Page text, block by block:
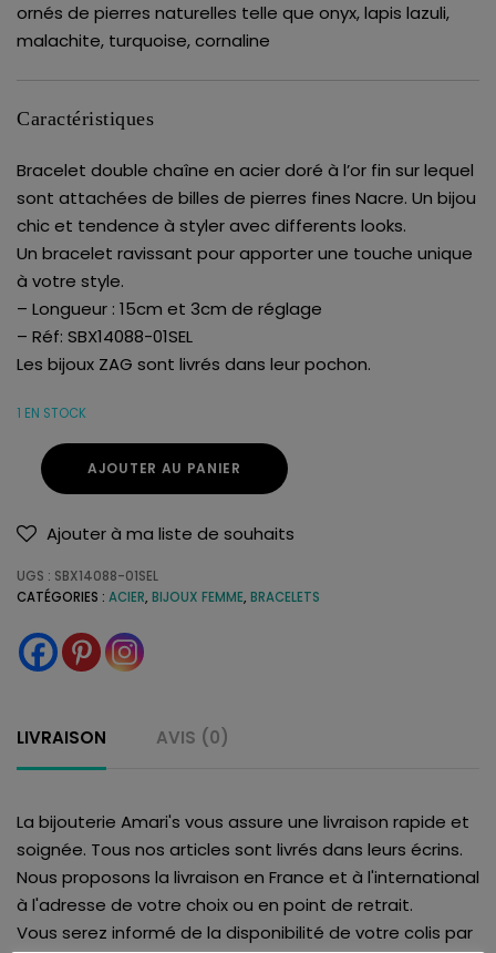
ornés de pierres naturelles telle que onyx, lapis lazuli,
malachite, turquoise, cornaline
Caractéristiques
Bracelet double chaîne en acier doré à l’or fin sur lequel
sont attachées de billes de pierres fines Nacre. Un bijou
chic et tendence à styler avec differents looks.
Un bracelet ravissant pour apporter une touche unique
à votre style.
– Longueur : 15cm et 3cm de réglage
– Réf: SBX14088-01SEL
Les bijoux ZAG sont livrés dans leur pochon.
1 EN STOCK
AJOUTER AU PANIER
Ajouter à ma liste de souhaits
UGS : SBX14088-01SEL
CATÉGORIES : ACIER, BIJOUX FEMME, BRACELETS
LIVRAISON AVIS (0)
La bijouterie Amari's vous assure une livraison rapide et
soignée. Tous nos articles sont livrés dans leurs écrins.
Nous proposons la livraison en France et à l'international
à l'adresse de votre choix ou en point de retrait.
Vous serez informé de la disponibilité de votre colis par